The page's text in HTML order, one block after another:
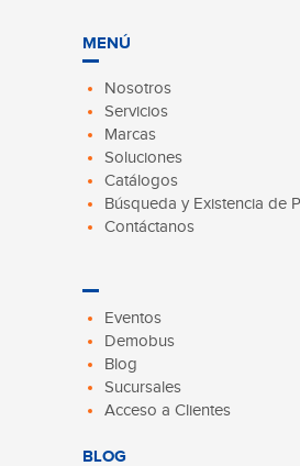
MENÚ
Nosotros
Servicios
Marcas
Soluciones
Catálogos
Búsqueda y Existencia de
Contáctanos
Eventos
Demobus
Blog
Sucursales
Acceso a Clientes
BLOG